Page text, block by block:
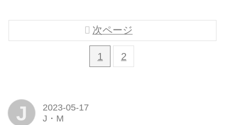
1 2
次ページ
J
2023-05-17
J・M